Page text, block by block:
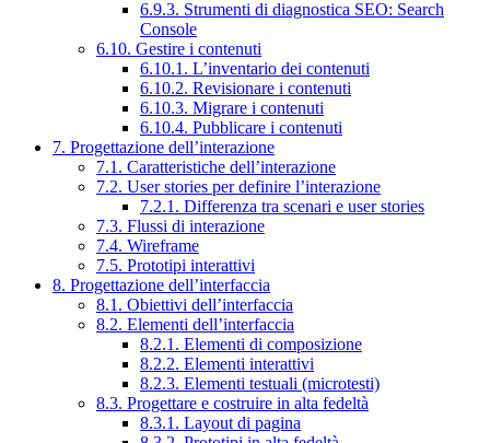
6.9.3. Strumenti di diagnostica SEO: Search
Console
6.10. Gestire i contenuti
6.10.1. L’inventario dei contenuti
6.10.2. Revisionare i contenuti
6.10.3. Migrare i contenuti
6.10.4. Pubblicare i contenuti
7. Progettazione dell’interazione
7.1. Caratteristiche dell’interazione
7.2. User stories per definire l’interazione
7.2.1. Differenza tra scenari e user stories
7.3. Flussi di interazione
7.4. Wireframe
7.5. Prototipi interattivi
8. Progettazione dell’interfaccia
8.1. Obiettivi dell’interfaccia
8.2. Elementi dell’interfaccia
8.2.1. Elementi di composizione
8.2.2. Elementi interattivi
8.2.3. Elementi testuali (microtesti)
8.3. Progettare e costruire in alta fedeltà
8.3.1. Layout di pagina